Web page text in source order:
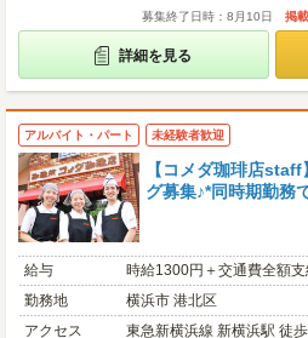
募集終了日時：8月10日 掲
詳細を見る
アルバイト・パート 未経験者歓迎
【コメダ珈琲店
グ募集♪*同時期勤務
給与
時給1300円＋交通費全額
勤務地
横浜市 港北区
アクセス
東急新横浜線 新横浜駅 徒